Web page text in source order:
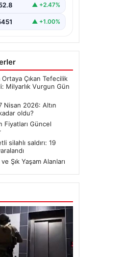
▲ +2.47%
▲ +1.00%
Çıkan Tefecilik
Milyarlık Vurgun Gün
Nisan 2026: Altın
oldu?
Fiyatları Güncel
silahlı saldırı: 19
Şık Yaşam Alanları